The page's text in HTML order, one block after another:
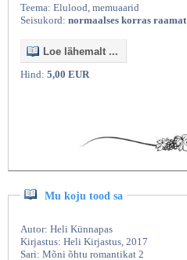
Teema: Elulood, memuaarid
Seisukord: normaalses korras raamat
Loe lähemalt ...
Hind: 5,00 EUR
Mu koju tood sa
Autor: Heli Künnapas
Kirjastus: Heli Kirjastus, 2017
Sari: Mõni õhtu romantikat 2